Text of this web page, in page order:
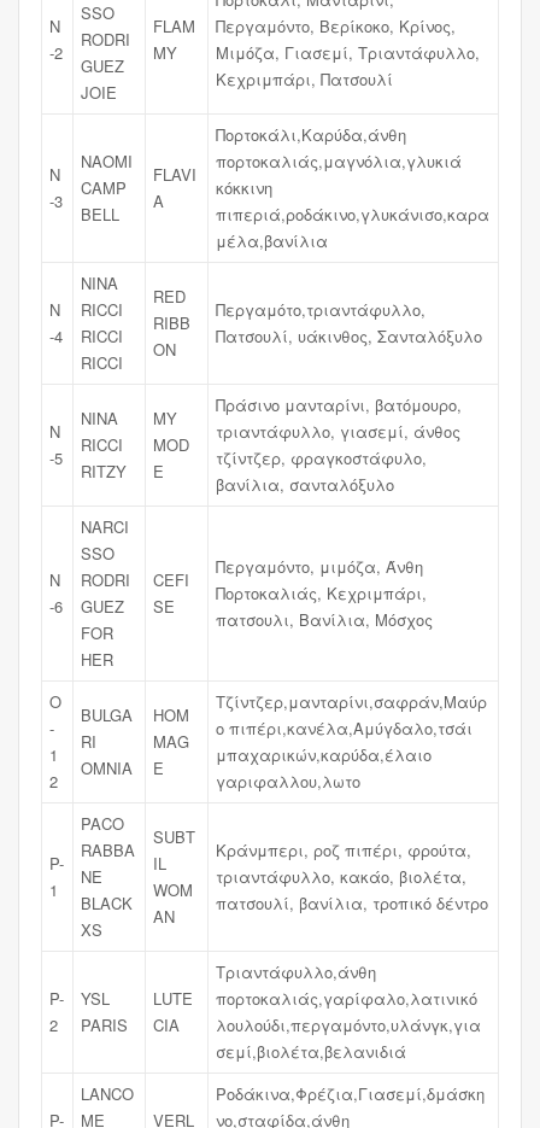
N
-2
SSO
RODRI
GUEZ
JOIE
FLAM
MY
Περγαμόντο, Βερίκοκο, Κρίνος,
Μιμόζα, Γιασεμί, Τριαντάφυλλο,
Κεχριμπάρι, Πατσουλί
N
-3
NAOMI
CAMP
BELL
FLAVI
A
Πορτοκάλι,Καρύδα,άνθη
πορτοκαλιάς,μαγνόλια,γλυκιά
κόκκινη
πιπεριά,ροδάκινο,γλυκάνισο,καρα
μέλα,βανίλια
N
-4
NINA
RICCI
RICCI
RICCI
RED
RIBB
ON
Περγαμότο,τριαντάφυλλο,
Πατσουλί, υάκινθος, Σανταλόξυλο
N
-5
NINA
RICCI
RITZY
MY
MOD
E
Πράσινο μανταρίνι, βατόμουρο,
τριαντάφυλλο, γιασεμί, άνθος
τζίντζερ, φραγκοστάφυλο,
βανίλια, σανταλόξυλο
N
-6
NARCI
SSO
RODRI
GUEZ
FOR
HER
CEFI
SE
Περγαμόντο, μιμόζα, Άνθη
Πορτοκαλιάς, Κεχριμπάρι,
πατσουλι, Βανίλια, Μόσχος
O
-
1
2
BULGA
RI
OMNIA
HOM
MAG
E
Τζίντζερ,μανταρίνι,σαφράν,Μαύρ
ο πιπέρι,κανέλα,Αμύγδαλο,τσάι
μπαχαρικών,καρύδα,έλαιο
γαριφαλλου,λωτο
P-
1
PACO
RABBA
NE
BLACK
XS
SUBT
IL
WOM
AN
Κράνμπερι, ροζ πιπέρι, φρούτα,
τριαντάφυλλο, κακάο, βιολέτα,
πατσουλί, βανίλια, τροπικό δέντρο
P-
2
YSL
PARIS
LUTE
CIA
Τριαντάφυλλο,άνθη
πορτοκαλιάς,γαρίφαλο,λατινικό
λουλούδι,περγαμόντο,υλάνγκ,για
σεμί,βιολέτα,βελανιδιά
P-
LANCO
ME
VERL
Ροδάκινα,Φρέζια,Γιασεμί,δμάσκη
νο,σταφίδα,άνθη